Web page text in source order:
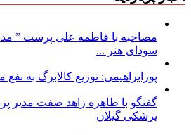
مصاحبه با فاطمه علی پرست ”
سودای هنر ...
پورابراهیمی: توزیع کالابرگ به
گفتگو با طاهره زاهد صفت مدیر
پزشکی گیلان